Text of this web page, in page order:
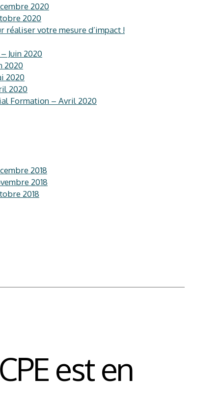
2020
2020
réaliser votre mesure d’impact !
Juin 2020
2020
2020
2020
Formation – Avril 2020
2018
2018
2018
est en